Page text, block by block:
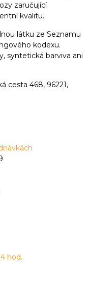
zaručující
kvalitu.
látku ze Seznamu
kodexu.
syntetická barviva ani
cesta 468, 96221,
hod.